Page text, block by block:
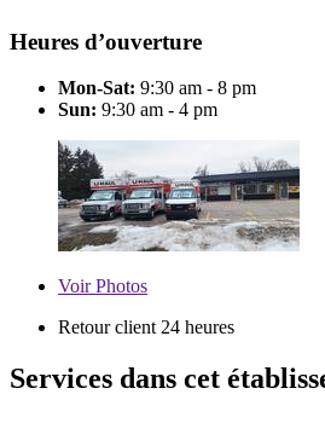
Heures d’ouverture
Mon-Sat: 9:30 am - 8 pm
Sun: 9:30 am - 4 pm
VoirPhotos
Retour client 24 heures
Services dans cet